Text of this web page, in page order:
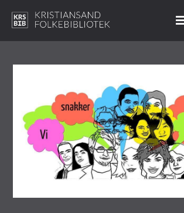
Arrangementer
Bibliotekene
Nyheter
Digitale tjenester